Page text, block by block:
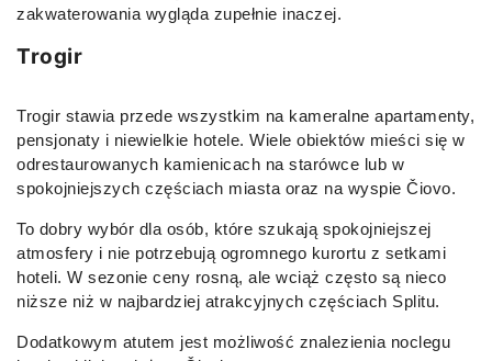
zakwaterowania wygląda zupełnie inaczej.
Trogir
Trogir stawia przede wszystkim na kameralne apartamenty,
pensjonaty i niewielkie hotele. Wiele obiektów mieści się w
odrestaurowanych kamienicach na starówce lub w
spokojniejszych częściach miasta oraz na wyspie Čiovo.
To dobry wybór dla osób, które szukają spokojniejszej
atmosfery i nie potrzebują ogromnego kurortu z setkami
hoteli. W sezonie ceny rosną, ale wciąż często są nieco
niższe niż w najbardziej atrakcyjnych częściach Splitu.
Dodatkowym atutem jest możliwość znalezienia noclegu